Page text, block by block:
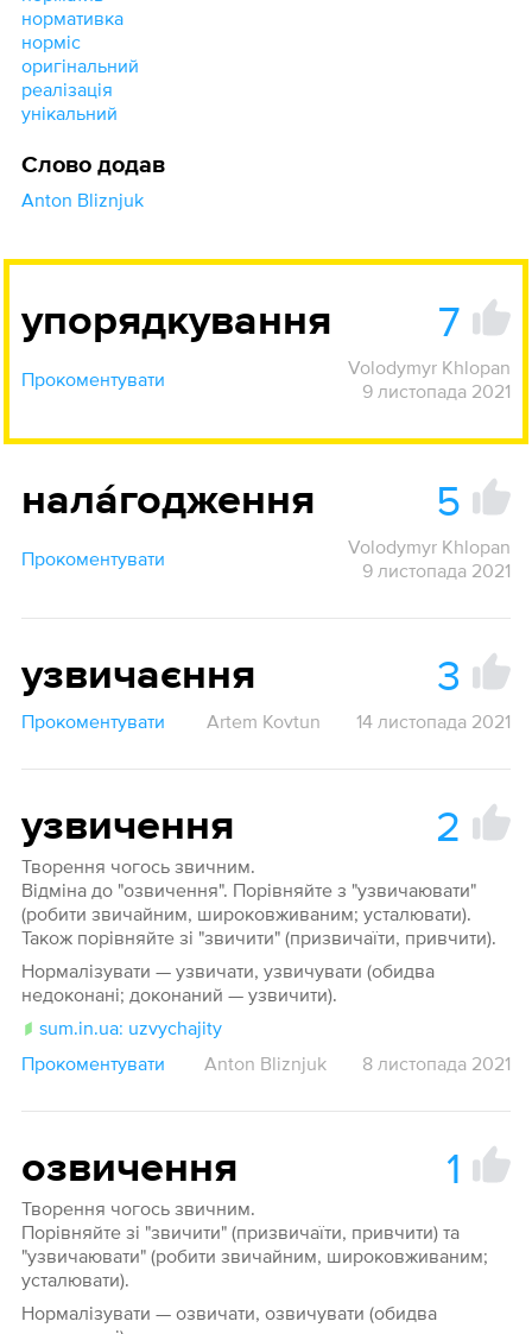
нормативка
норміс
оригінальний
реалізація
унікальний
Слово додав
Anton Bliznjuk
упорядкування 7
Прокоментувати
Volodymyr Khlopan
9 листопада 2021
нала́годження 5
Прокоментувати
Volodymyr Khlopan
9 листопада 2021
узвичаєння 3
Прокоментувати Artem Kovtun 14 листопада 2021
узвичення 2
Творення чогось звичним.
Відміна до "озвичення". Порівняйте з "узвичаювати"
(робити звичайним, широковживаним; усталювати).
Також порівняйте зі "звичити" (призвичаїти, привчити).
Нормалізувати — узвичати, узвичувати (обидва
недоконані; доконаний — узвичити).
sum.in.ua: uzvychajity
Прокоментувати
Anton Bliznjuk 8 листопада 2021
озвичення 1
Творення чогось звичним.
Порівняйте зі "звичити" (призвичаїти, привчити) та
"узвичаювати" (робити звичайним, широковживаним;
усталювати).
Нормалізувати — озвичати, озвичувати (обидва